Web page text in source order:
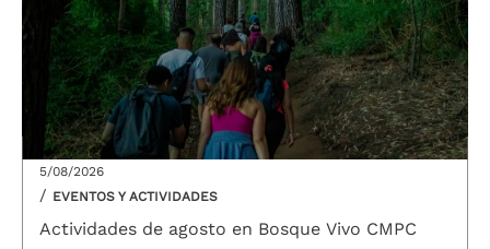
5/08/2026
/ EVENTOS Y ACTIVIDADES
Actividades de agosto en Bosque Vivo CMPC